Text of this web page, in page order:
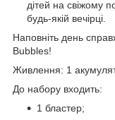
дітей на свіжому
будь-якій вечірці.
Наповніть день
Bubbles!
Живлення: 1
До набору входить:
1 бластер;